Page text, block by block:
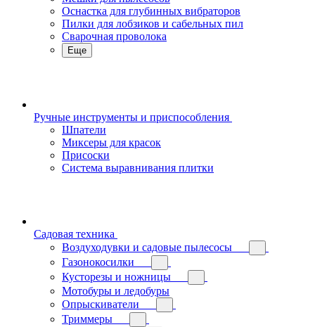
Оснастка для глубинных вибраторов
Пилки для лобзиков и сабельных пил
Сварочная проволока
Еще
Ручные инструменты и приспособления
Шпатели
Миксеры для красок
Присоски
Система выравнивания плитки
Садовая техника
Воздуходувки и садовые пылесосы
Газонокосилки
Кусторезы и ножницы
Мотобуры и ледобуры
Опрыскиватели
Триммеры